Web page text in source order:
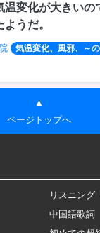
温変化が大きいの
うだ。
気温変化、風邪、～
▲
ページトップへ
リスニング
中国語歌詞